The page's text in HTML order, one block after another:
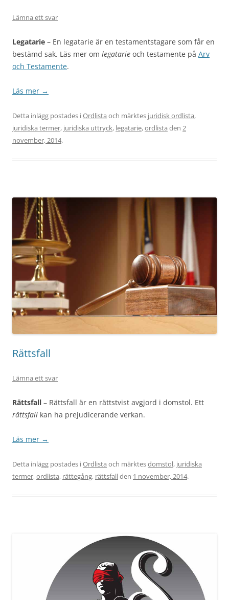
Lämna ett svar
Legatarie – En legatarie är en testamentstagare som får en
bestämd sak. Läs mer om legatarie och testamente på Arv
och Testamente.
Läs mer →
Detta inlägg postades iOrdlista och märktes juridisk ordlista,
juridiska termer, juridiska uttryck, legatarie,ordlista den 2
november, 2014.
Rättsfall
Lämna ett svar
Rättsfall – Rättsfall är en rättstvist avgjord i domstol. Ett
rättsfall kan ha prejudicerande verkan.
Läs mer →
Detta inlägg postades iOrdlista och märktesdomstol, juridiska
termer,ordlista, rättegång, rättsfallden 1 november, 2014.